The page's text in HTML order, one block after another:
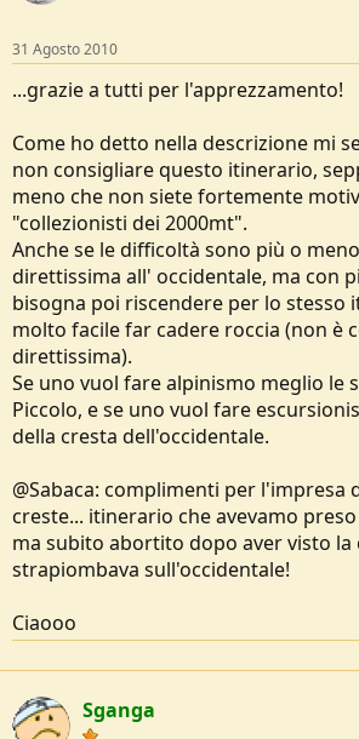
31 Agosto 2010
...grazie a tutti per l'apprezzamento!
Come ho detto nella descrizione mi
non consigliare questo itinerario,
meno che non siete fortemente
"collezionisti dei 2000mt".
Anche se le difficoltà sono più o
direttissima all' occidentale, ma con
bisogna poi riscendere per lo stesso
molto facile far cadere roccia (non è
direttissima).
Se uno vuol fare alpinismo meglio le
Piccolo, e se uno vuol fare
della cresta dell'occidentale.
@Sabaca: complimenti per l'impresa
creste... itinerario che avevamo
ma subito abortito dopo aver visto la
strapiombava sull'occidentale!
Ciaooo
Sganga